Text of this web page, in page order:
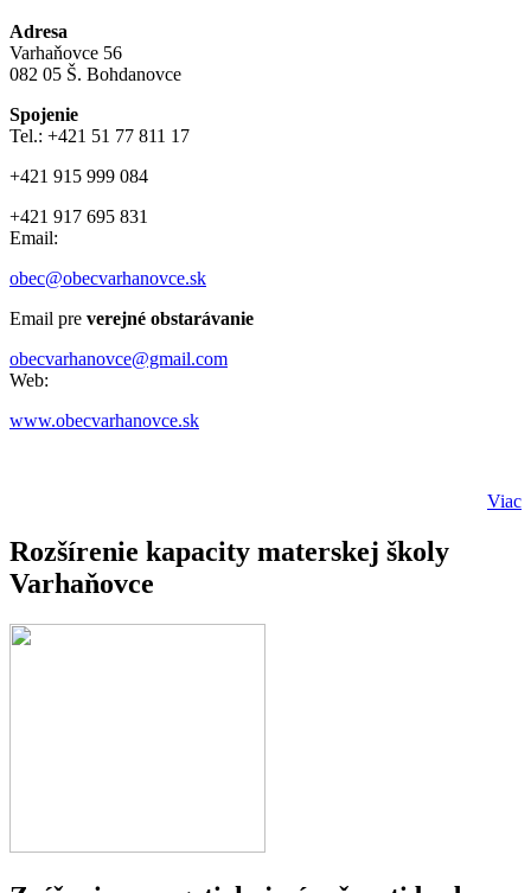
Adresa
Varhaňovce 56
082 05 Š. Bohdanovce
Spojenie
Tel.: +421 51 77 811 17
+421 915 999 084
+421 917 695 831
Email:
obec@obecvarhanovce.sk
Email pre verejné obstarávanie
obecvarhanovce@gmail.com
Web:
www.obecvarhanovce.sk
Viac
Rozšírenie kapacity materskej školy
Varhaňovce